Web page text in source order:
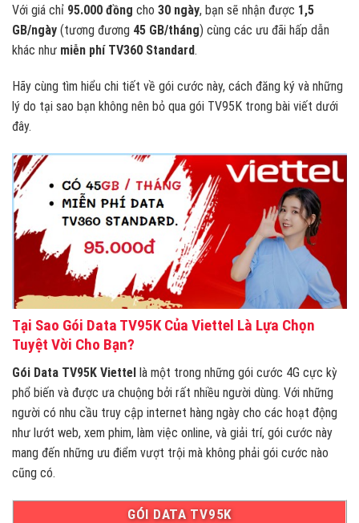
Với giá chỉ 95.000 đồng cho 30 ngày, bạn sẽ nhận được 1,5
GB/ngày (tương đương 45 GB/tháng) cùng các ưu đãi hấp dẫn
khác như miễn phí TV360 Standard.
Hãy cùng tìm hiểu chi tiết về gói cước này, cách đăng ký và những
lý do tại sao bạn không nên bỏ qua gói TV95K trong bài viết dưới
đây.
Tại Sao Gói Data TV95K Của Viettel Là Lựa Chọn
Tuyệt Vời Cho Bạn?
Gói Data TV95K Viettel là một trong những gói cước 4G cực kỳ
phổ biến và được ưa chuộng bởi rất nhiều người dùng. Với những
người có nhu cầu truy cập internet hàng ngày cho các hoạt động
như lướt web, xem phim, làm việc online, và giải trí, gói cước này
mang đến những ưu điểm vượt trội mà không phải gói cước nào
cũng có.
GÓI DATA TV95K